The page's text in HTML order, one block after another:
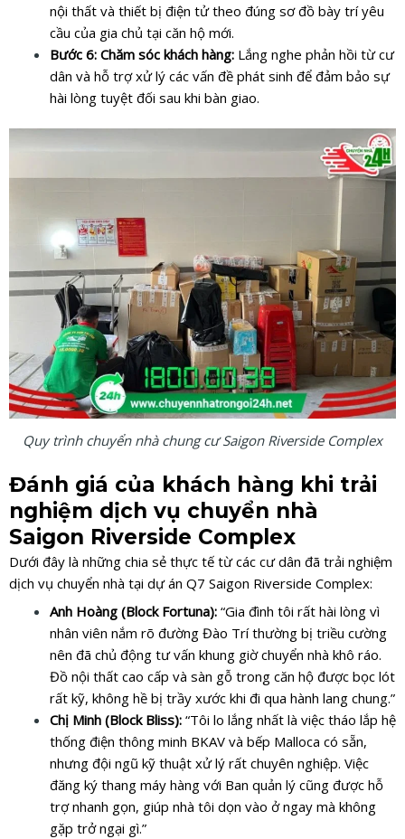
nội thất và thiết bị điện tử theo đúng sơ đồ bày trí yêu
cầu của gia chủ tại căn hộ mới.
Bước 6: Chăm sóc khách hàng: Lắng nghe phản hồi từ cư
dân và hỗ trợ xử lý các vấn đề phát sinh để đảm bảo sự
hài lòng tuyệt đối sau khi bàn giao.
Quy trình chuyển nhà chung cư Saigon Riverside Complex
Đánh giá của khách hàng khi trải
nghiệm dịch vụ chuyển nhà
Saigon Riverside Complex
Dưới đây là những chia sẻ thực tế từ các cư dân đã trải nghiệm
dịch vụ chuyển nhà tại dự án Q7 Saigon Riverside Complex:
Anh Hoàng (Block Fortuna): “Gia đình tôi rất hài lòng vì
nhân viên nắm rõ đường Đào Trí thường bị triều cường
nên đã chủ động tư vấn khung giờ chuyển nhà khô ráo.
Đồ nội thất cao cấp và sàn gỗ trong căn hộ được bọc lót
rất kỹ, không hề bị trầy xước khi đi qua hành lang chung.”
Chị Minh (Block Bliss): “Tôi lo lắng nhất là việc tháo lắp hệ
thống điện thông minh BKAV và bếp Malloca có sẵn,
nhưng đội ngũ kỹ thuật xử lý rất chuyên nghiệp. Việc
đăng ký thang máy hàng với Ban quản lý cũng được hỗ
trợ nhanh gọn, giúp nhà tôi dọn vào ở ngay mà không
gặp trở ngại gì.”